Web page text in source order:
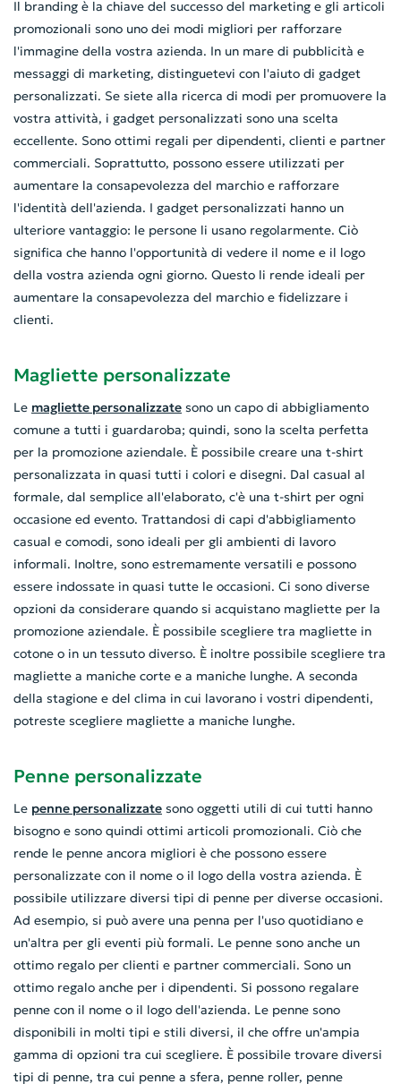
Il branding è la chiave del successo del marketing e gli articoli
promozionali sono uno dei modi migliori per rafforzare
l'immagine della vostra azienda. In un mare di pubblicità e
messaggi di marketing, distinguetevi con l'aiuto di gadget
personalizzati. Se siete alla ricerca di modi per promuovere la
vostra attività, i gadget personalizzati sono una scelta
eccellente. Sono ottimi regali per dipendenti, clienti e partner
commerciali. Soprattutto, possono essere utilizzati per
aumentare la consapevolezza del marchio e rafforzare
l'identità dell'azienda. I gadget personalizzati hanno un
ulteriore vantaggio: le persone li usano regolarmente. Ciò
significa che hanno l'opportunità di vedere il nome e il logo
della vostra azienda ogni giorno. Questo li rende ideali per
aumentare la consapevolezza del marchio e fidelizzare i
clienti.
Magliette personalizzate
Le magliette personalizzate sono un capo di abbigliamento
comune a tutti i guardaroba; quindi, sono la scelta perfetta
per la promozione aziendale. È possibile creare una t-shirt
personalizzata in quasi tutti i colori e disegni. Dal casual al
formale, dal semplice all'elaborato, c'è una t-shirt per ogni
occasione ed evento. Trattandosi di capi d'abbigliamento
casual e comodi, sono ideali per gli ambienti di lavoro
informali. Inoltre, sono estremamente versatili e possono
essere indossate in quasi tutte le occasioni. Ci sono diverse
opzioni da considerare quando si acquistano magliette per la
promozione aziendale. È possibile scegliere tra magliette in
cotone o in un tessuto diverso. È inoltre possibile scegliere tra
magliette a maniche corte e a maniche lunghe. A seconda
della stagione e del clima in cui lavorano i vostri dipendenti,
potreste scegliere magliette a maniche lunghe.
Penne personalizzate
Le penne personalizzate sono oggetti utili di cui tutti hanno
bisogno e sono quindi ottimi articoli promozionali. Ciò che
rende le penne ancora migliori è che possono essere
personalizzate con il nome o il logo della vostra azienda. È
possibile utilizzare diversi tipi di penne per diverse occasioni.
Ad esempio, si può avere una penna per l'uso quotidiano e
un'altra per gli eventi più formali. Le penne sono anche un
ottimo regalo per clienti e partner commerciali. Sono un
ottimo regalo anche per i dipendenti. Si possono regalare
penne con il nome o il logo dell'azienda. Le penne sono
disponibili in molti tipi e stili diversi, il che offre un'ampia
gamma di opzioni tra cui scegliere. È possibile trovare diversi
tipi di penne, tra cui penne a sfera, penne roller, penne